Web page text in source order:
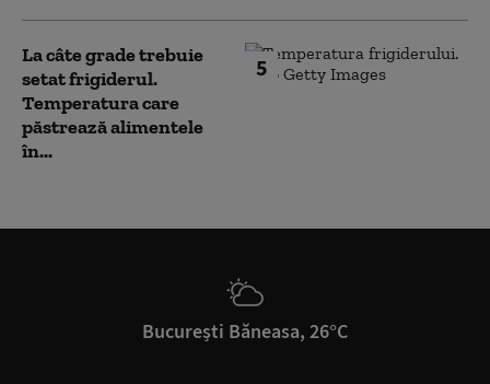
5
La câte grade trebuie
setat frigiderul.
Temperatura care
păstrează alimentele
în...
București Băneasa, 26°C